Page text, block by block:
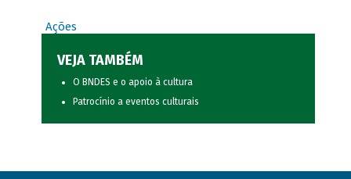
Ações
VEJA TAMBÉM
O BNDES e o apoio à cultura
Patrocínio a eventos culturais